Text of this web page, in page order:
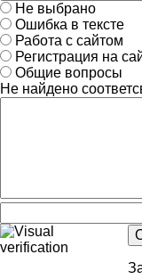
Не выбрано
Ошибка в тексте
Работа с сайтом
Регистрация на
Общие вопросы
Не найдено